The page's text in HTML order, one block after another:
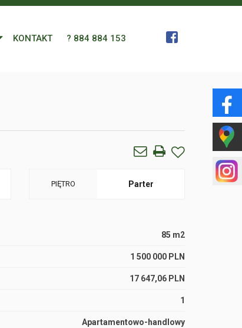
KONTAKT ? 884 884 153
PIĘTRO Parter
85 m2
1 500 000 PLN
17 647,06 PLN
1
Apartamentowo-handlowy